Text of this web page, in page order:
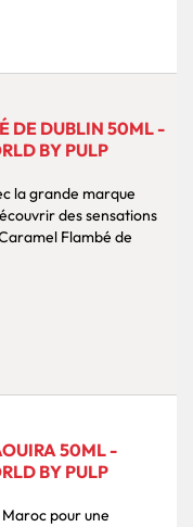
DE DUBLIN 50ML -
BY PULP
la grande marque
des sensations
50ML -
BY PULP
pour une